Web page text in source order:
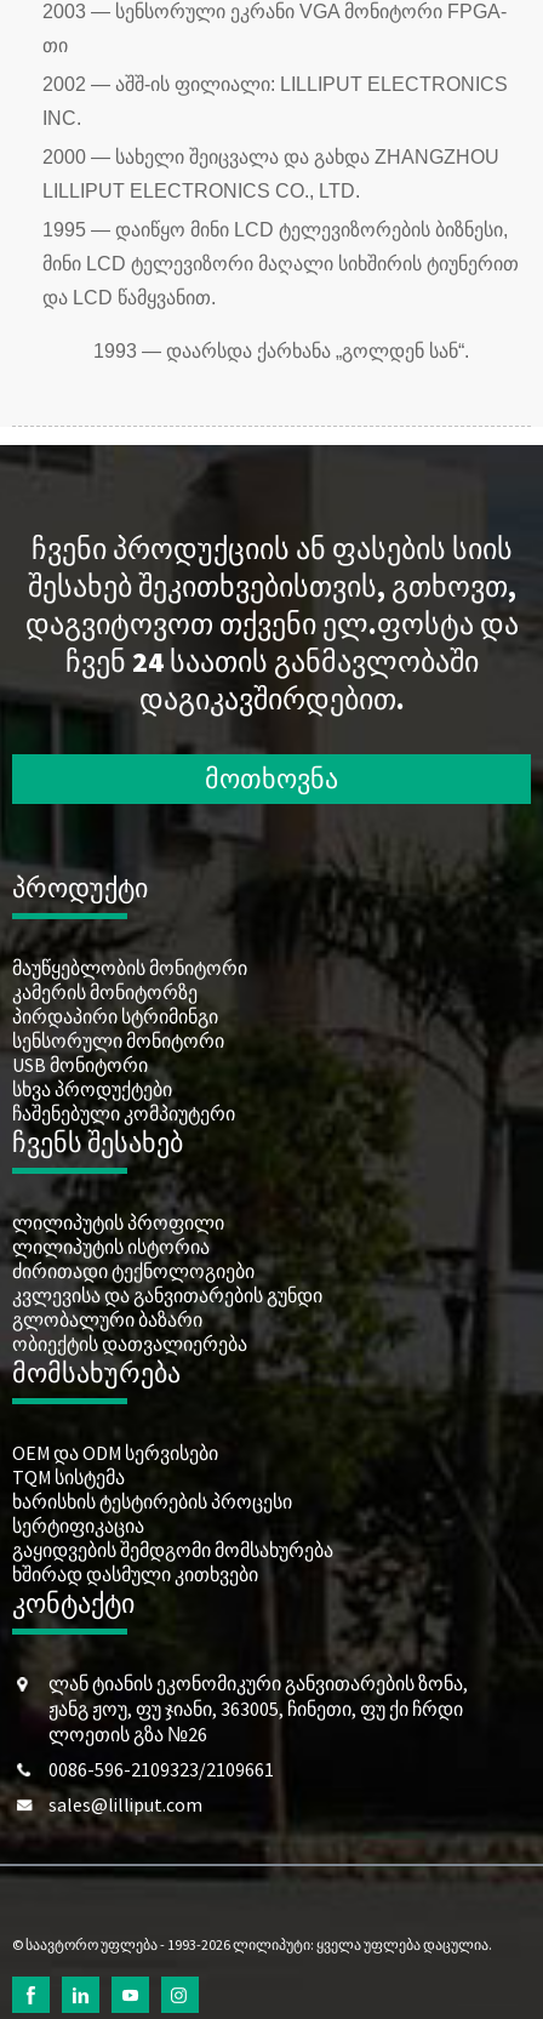
2003 — სენსორული ეკრანი VGA მონიტორი FPGA-
თი
2002 — აშშ-ის ფილიალი: LILLIPUT ELECTRONICS
INC.
2000 — სახელი შეიცვალა და გახდა ZHANGZHOU
LILLIPUT ELECTRONICS CO., LTD.
1995 — დაიწყო მინი LCD ტელევიზორების ბიზნესი,
მინი LCD ტელევიზორი მაღალი სიხშირის ტიუნერით
და LCD წამყვანით.
1993 — დაარსდა ქარხანა „გოლდენ სან“.
ᲩᲕᲔᲜᲘ ᲞᲠᲝᲓᲣᲥᲪᲘᲘᲡ ᲐᲜ ᲤᲐᲡᲔᲑᲘᲡ ᲡᲘᲘᲡ
ᲨᲔᲡᲐᲮᲔᲑ ᲨᲔᲙᲘᲗᲮᲕᲔᲑᲘᲡᲗᲕᲘᲡ, ᲒᲗᲮᲝᲕᲗ,
ᲓᲐᲒᲕᲘᲢᲝᲕᲝᲗ ᲗᲥᲕᲔᲜᲘ ᲔᲚ.ᲤᲝᲡᲢᲐ ᲓᲐ
ᲩᲕᲔᲜ 24 ᲡᲐᲐᲗᲘᲡ ᲒᲐᲜᲛᲐᲕᲚᲝᲑᲐᲨᲘ
ᲓᲐᲒᲘᲙᲐᲕᲨᲘᲠᲓᲔᲑᲘᲗ.
მოთხოვნა
პროდუქტი
მაუწყებლობის მონიტორი
კამერის მონიტორზე
პირდაპირი სტრიმინგი
სენსორული მონიტორი
USB მონიტორი
სხვა პროდუქტები
ჩაშენებული კომპიუტერი
ჩვენს შესახებ
ლილიპუტის პროფილი
ლილიპუტის ისტორია
ძირითადი ტექნოლოგიები
კვლევისა და განვითარების გუნდი
გლობალური ბაზარი
ობიექტის დათვალიერება
მომსახურება
OEM და ODM სერვისები
TQM სისტემა
ხარისხის ტესტირების პროცესი
სერტიფიკაცია
გაყიდვების შემდგომი მომსახურება
ხშირად დასმული კითხვები
კონტაქტი
ლან ტიანის ეკონომიკური განვითარების ზონა,
ჟანგ ჟოუ, ფუ ჯიანი, 363005, ჩინეთი, ფუ ქი ჩრდი
ლოეთის გზა №26
0086-596-2109323/2109661
sales@lilliput.com
© საავტორო უფლება - 1993-2026 ლილიპუტი: ყველა უფლება დაცულია.